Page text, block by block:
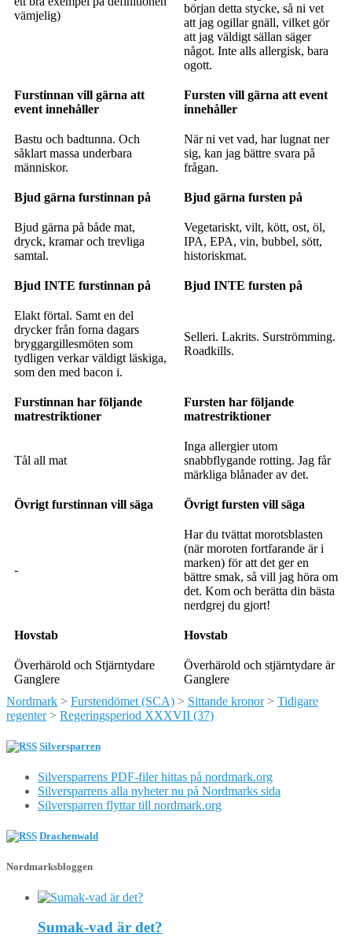
vämjelig)
början detta stycke, så ni vet
att jag ogillar gnäll, vilket gör
att jag väldigt sällan säger
något. Inte alls allergisk, bara
ogott.
Furstinnan vill gärna att
event innehåller
Fursten vill gärna att event
innehåller
Bastu och badtunna. Och
såklart massa underbara
människor.
När ni vet vad, har lugnat ner
sig, kan jag bättre svara på
frågan.
Bjud gärna furstinnan på Bjud gärna fursten på
Bjud gärna på både mat,
dryck, kramar och trevliga
samtal.
Vegetariskt, vilt, kött, ost, öl,
IPA, EPA, vin, bubbel, sött,
historiskmat.
Bjud INTE furstinnan på Bjud INTE fursten på
Elakt förtal. Samt en del
drycker från forna dagars
bryggargillesmöten som
tydligen verkar väldigt läskiga,
som den med bacon i.
Selleri. Lakrits. Surströmming.
Roadkills.
Furstinnan har följande
matrestriktioner
Fursten har följande
matrestriktioner
Tål all mat
Inga allergier utom
snabbflygande rotting. Jag får
märkliga blånader av det.
Övrigt furstinnan vill säga Övrigt fursten vill säga
-
Har du tvättat morotsblasten
(när moroten fortfarande är i
marken) för att det ger en
bättre smak, så vill jag höra om
det. Kom och berätta din bästa
nerdgrej du gjort!
Hovstab Hovstab
Överhärold och Stjärntydare
Ganglere
Överhärold och stjärntydare är
Ganglere
Nordmark > Furstendömet (SCA) > Sittande kronor> Tidigare
regenter> Regeringsperiod XXXVII (37)
Silversparren
Silversparrens PDF-filer hittas på nordmark.org
Silversparrens alla nyheter nu på Nordmarks sida
Silversparren flyttar till nordmark.org
Drachenwald
Nordmarksbloggen
Sumak-vad är det?